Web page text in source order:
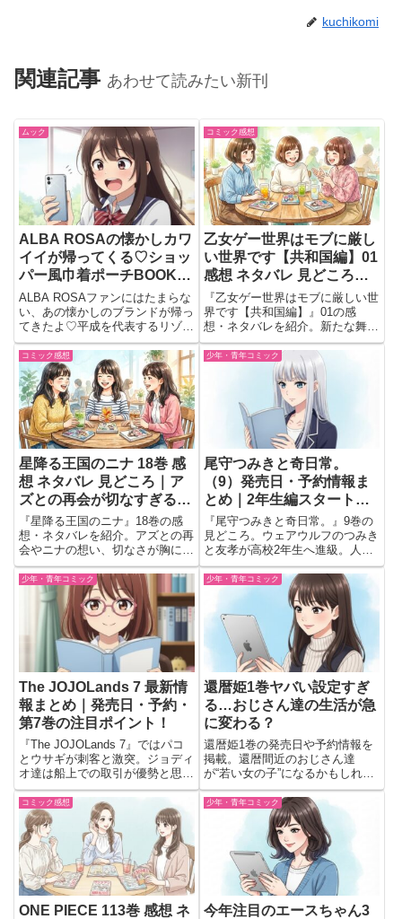
kuchikomi
関連記事 あわせて読みたい新刊
ムック
ALBA ROSAの懐かしカワ
イイが帰ってくる♡ショッ
パー風巾着ポーチBOOK予
約受付中！
ALBA ROSAファンにはたまらな
い、あの懐かしのブランドが帰っ
てきたよ♡平成を代表するリゾー
トカジュアルブランド「アルバロ
ーザ」から、限定アイテム付きの
ブランドムックが登場！2025年8
月6日の発売を前に、すでに話題
になってるよ〜！目玉...
コミック感想
乙女ゲー世界はモブに厳し
い世界です【共和国編】01
感想 ネタバレ 見どころ｜
新章の始まりに期待が膨ら
む第一巻
『乙女ゲー世界はモブに厳しい世
界です【共和国編】』01の感
想・ネタバレを紹介。新たな舞台
やヒロイン、リオンたちの変わら
ない掛け合いなど、新章の見どこ
ろを会話形式でまとめています。
コミック感想
星降る王国のニナ 18巻 感
想 ネタバレ 見どころ｜ア
ズとの再会が切なすぎる最
新巻
『星降る王国のニナ』18巻の感
想・ネタバレを紹介。アズとの再
会やニナの想い、切なさが胸に残
る見どころを読了直後の会話形式
で語っています。
少年・青年コミック
尾守つみきと奇日常。
（9）発売日・予約情報ま
とめ｜2年生編スタートで
新キャラ登場
『尾守つみきと奇日常。』9巻の
見どころ。ウェアウルフのつみき
と友孝が高校2年生へ進級。人虎
のお嬢様・虎条華錬が登場し、青
春の日常がさらに賑やかに動き出
すニューノーマル青春漫画。
少年・青年コミック
The JOJOLands 7 最新情
報まとめ｜発売日・予約・
第7巻の注目ポイント！
『The JOJOLands 7』ではパコ
とウサギが刺客と激突。ジョディ
オ達は船上での取引が優勢と思わ
れたが、キー・ウエストにも溶岩
の存在が知れ渡り事態は加速。緊
迫の第7巻。
少年・青年コミック
還暦姫1巻ヤバい設定すぎ
る…おじさん達の生活が急
に変わる？
還暦姫1巻の発売日や予約情報を
掲載。還暦間近のおじさん達
が“若い女の子”になるかもしれな
い衝撃設定と、シェアハウスの関
係変化が気になる新作を紹介。
コミック感想
ONE PIECE 113巻 感想 ネ
少年・青年コミック
今年注目のエースちゃん3